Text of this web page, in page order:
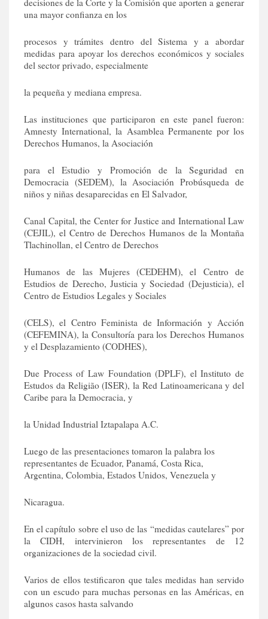
decisiones de la Corte y la Comisión que aporten a generar
una mayor confianza en los
procesos y trámites dentro del Sistema y a abordar
medidas para apoyar los derechos económicos y sociales
del sector privado, especialmente
la pequeña y mediana empresa.
Las instituciones que participaron en este panel fueron:
Amnesty International, la Asamblea Permanente por los
Derechos Humanos, la Asociación
para el Estudio y Promoción de la Seguridad en
Democracia (SEDEM), la Asociación Probúsqueda de
niños y niñas desaparecidas en El Salvador,
Canal Capital, the Center for Justice and International Law
(CEJIL), el Centro de Derechos Humanos de la Montaña
Tlachinollan, el Centro de Derechos
Humanos de las Mujeres (CEDEHM), el Centro de
Estudios de Derecho, Justicia y Sociedad (Dejusticia), el
Centro de Estudios Legales y Sociales
(CELS), el Centro Feminista de Información y Acción
(CEFEMINA), la Consultoría para los Derechos Humanos
y el Desplazamiento (CODHES),
Due Process of Law Foundation (DPLF), el Instituto de
Estudos da Religião (ISER), la Red Latinoamericana y del
Caribe para la Democracia, y
la Unidad Industrial Iztapalapa A.C.
Luego de las presentaciones tomaron la palabra los
representantes de Ecuador, Panamá, Costa Rica,
Argentina, Colombia, Estados Unidos, Venezuela y
Nicaragua.
En el capítulo sobre el uso de las “medidas cautelares” por
la CIDH, intervinieron los representantes de 12
organizaciones de la sociedad civil.
Varios de ellos testificaron que tales medidas han servido
con un escudo para muchas personas en las Américas, en
algunos casos hasta salvando